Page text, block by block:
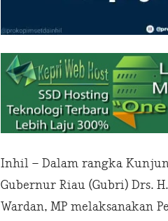
Inhil – Dalam rangka
Gubernur Riau (Gubri) Drs.
Wardan, MP melaksanakan